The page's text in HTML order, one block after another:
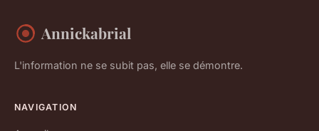
Annickabrial
L'information ne se subit pas, elle se démontre.
NAVIGATION